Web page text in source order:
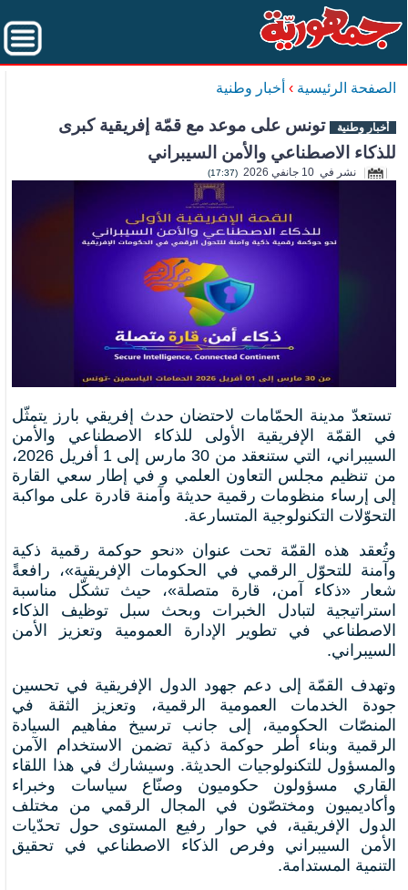
الصفحة الرئيسية › أخبار وطنية
أخبار وطنية تونس على موعد مع قمّة إفريقية كبرى
للذكاء الاصطناعي والأمن السيبراني
نشر في 10 جانفي 2026 (17:37)
تستعدّ مدينة الحمّامات لاحتضان حدث إفريقي بارز يتمثّل
في القمّة الإفريقية الأولى للذكاء الاصطناعي والأمن
السيبراني، التي ستنعقد من 30 مارس إلى 1 أفريل 2026،
من تنظيم مجلس التعاون العلمي و في إطار سعي القارة
إلى إرساء منظومات رقمية حديثة وآمنة قادرة على مواكبة
التحوّلات التكنولوجية المتسارعة.
وتُعقد هذه القمّة تحت عنوان «نحو حوكمة رقمية ذكية
وآمنة للتحوّل الرقمي في الحكومات الإفريقية»، رافعةً
شعار «ذكاء آمن، قارة متصلة»، حيث تشكّل مناسبة
استراتيجية لتبادل الخبرات وبحث سبل توظيف الذكاء
الاصطناعي في تطوير الإدارة العمومية وتعزيز الأمن
السيبراني.
وتهدف القمّة إلى دعم جهود الدول الإفريقية في تحسين
جودة الخدمات العمومية الرقمية، وتعزيز الثقة في
المنصّات الحكومية، إلى جانب ترسيخ مفاهيم السيادة
الرقمية وبناء أطر حوكمة ذكية تضمن الاستخدام الآمن
والمسؤول للتكنولوجيات الحديثة. وسيشارك في هذا اللقاء
القاري مسؤولون حكوميون وصنّاع سياسات وخبراء
وأكاديميون ومختصّون في المجال الرقمي من مختلف
الدول الإفريقية، في حوار رفيع المستوى حول تحدّيات
الأمن السيبراني وفرص الذكاء الاصطناعي في تحقيق
التنمية المستدامة.